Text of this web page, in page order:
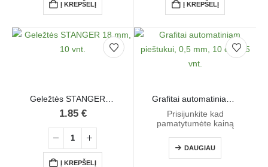
Į KREPŠELĮ Į KREPŠELĮ
Geležtės STANGER 18 mm, 10 vnt.
1.85 €
Į KREPŠELĮ
Grafitai automatiniam pieštukui, 0,5 mm, 10 cm, 25 vnt.
Prisijunkite kad
pamatytumėte kainą
DAUGIAU